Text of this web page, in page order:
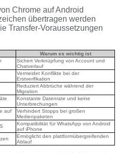
Chrome auf Android
übertragen werden
Transfer-Voraussetzungen
Warum es wichtig ist
Sichert Verknüpfung von Account und
Chatverlauf
Vermeidet Konflikte bei der
Erstverifikation
Reduziert Abbrüche während der
Migration
Konstante Datenrate und keine
Unterbrechungen
auf
Verhindert Stopps bei großen
Medienpaketen
Kompatibilität für WhatsApp von Android
auf iPhone
Ermöglicht den plattformübergreifenden
Ablauf